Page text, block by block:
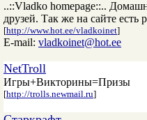
..::Vladko homepage::..
друзей. Так же на сайте есть
[http://www.hot.ee/vladkoinet]
E-mail: vladkoinet@hot.ee
NetTroll
Игры+Викторины=Призы
[http://trolls.newmail.ru]